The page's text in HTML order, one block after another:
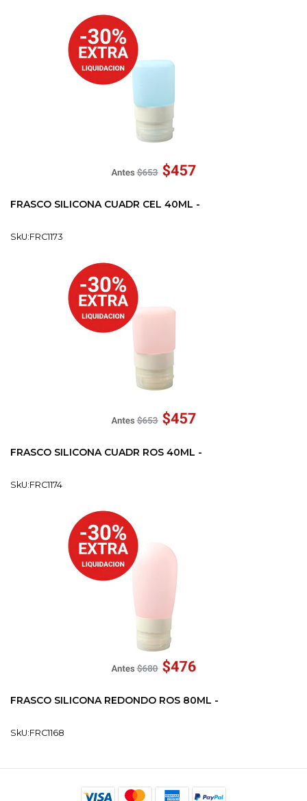
FRASCO SILICONA CUADR CEL 40ML -
SkU:FRC1173
FRASCO SILICONA CUADR ROS 40ML -
SkU:FRC1174
FRASCO SILICONA REDONDO ROS 80ML -
SkU:FRC1168